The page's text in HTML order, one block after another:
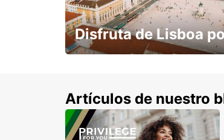
Disfruta de Lisboa
Artículos de nuestro